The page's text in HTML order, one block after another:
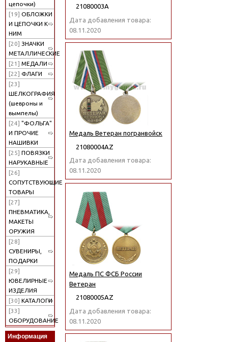
цепочки)
[19] ОБЛОЖКИ
И ЦЕПОЧКИ К
НИМ
[20] ЗНАЧКИ
МЕТАЛЛИЧЕСКИЕ
[21] МЕДАЛИ
[22] ФЛАГИ
[23]
ШЕЛКОГРАФИЯ
(шевроны и
вымпелы)
[24] "ФОЛЬГА"
И ПРОЧИЕ
НАШИВКИ
[25] ПОВЯЗКИ
НАРУКАВНЫЕ
[26]
СОПУТСТВУЮЩИЕ
ТОВАРЫ
[27]
ПНЕВМАТИКА,
МАКЕТЫ
ОРУЖИЯ
[28]
СУВЕНИРЫ,
ПОДАРКИ
[29]
ЮВЕЛИРНЫЕ
ИЗДЕЛИЯ
[30] КАТАЛОГИ
[33]
ОБОРУДОВАНИЕ
Информация
21080003А
Дата добавления товара:
08.11.2020
Медаль Ветеран погранвойск
21080004АZ
Дата добавления товара:
08.11.2020
Медаль ПС ФСБ России
Ветеран
21080005АZ
Дата добавления товара:
08.11.2020